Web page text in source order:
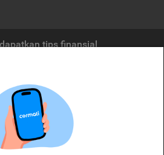
tips finansial
agregasi jasa keuangan yang terdaftar di
atau layanan jasa keuangan yang
produk dan/atau layanan jasa keuangan yang
tidak bertanggung jawab atas tuntutan